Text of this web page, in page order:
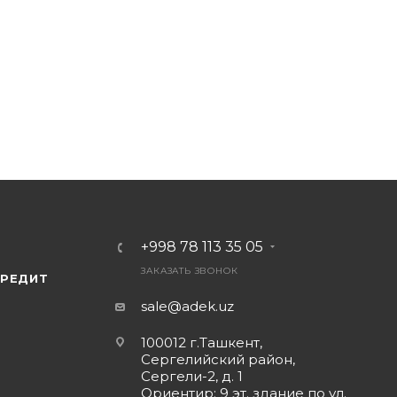
+998 78 113 35 05
ЗАКАЗАТЬ ЗВОНОК
sale@adek.uz
100012 г.Ташкент,
Сергелийский район,
Сергели-2, д. 1
Ориентир: 9 эт. здание по ул.